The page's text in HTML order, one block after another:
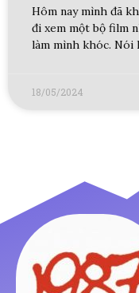
Hôm nay mình đã
đi xem một bộ film
làm mình khóc. Nói
18/05/2024